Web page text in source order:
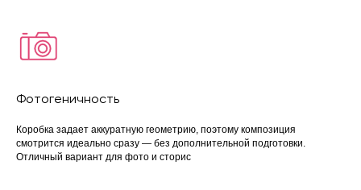
Фотогеничность
Коробка задает аккуратную геометрию, поэтому композиция
смотрится идеально сразу — без дополнительной подготовки.
Отличный вариант для фото и сторис